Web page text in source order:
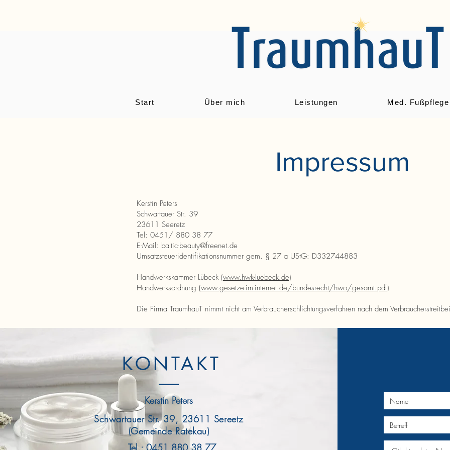
Start Über mich Leistungen Med. Fußpflege
Impressum
Kerstin Peters
​Schwartauer Str. 39
23611 Seeretz
Tel: 0451/ 880 38 77
E-Mail: baltic-beauty@freenet.de
Umsatzsteueridentifikationsnummer gem. § 27 a UStG: D332744883
Handwerkskammer Lübeck (www.hwk-luebeck.de)
Handwerksordnung (www.gesetze-im-internet.de/bundesrecht/hwo/gesamt.pdf)
Die Firma TraumhauT nimmt nicht am Verbraucherschlichtungsverfahren nach dem
KONTAKT
Kerstin Peters
Schwartauer Str. 39, 23611 Sereetz
(Gemeinde Ratekau)
Tel.:0451 880 38 77